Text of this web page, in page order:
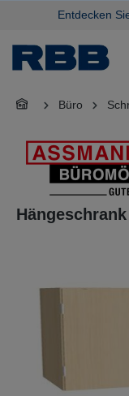
springenEntdecken
Büro